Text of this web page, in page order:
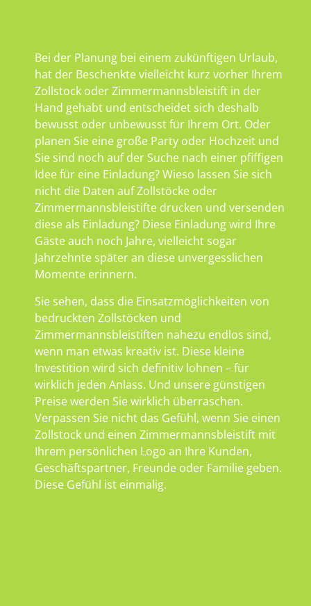
Bei der Planung bei einem zukünftigen Urlaub,
hat der Beschenkte vielleicht kurz vorher Ihrem
Zollstock oder Zimmermannsbleistift in der
Hand gehabt und entscheidet sich deshalb
bewusst oder unbewusst für Ihrem Ort. Oder
planen Sie eine große Party oder Hochzeit und
Sie sind noch auf der Suche nach einer pfiffigen
Idee für eine Einladung? Wieso lassen Sie sich
nicht die Daten auf Zollstöcke oder
Zimmermannsbleistifte drucken und versenden
diese als Einladung? Diese Einladung wird Ihre
Gäste auch noch Jahre, vielleicht sogar
Jahrzehnte später an diese unvergesslichen
Momente erinnern.
Sie sehen, dass die Einsatzmöglichkeiten von
bedruckten Zollstöcken und
Zimmermannsbleistiften nahezu endlos sind,
wenn man etwas kreativ ist. Diese kleine
Investition wird sich definitiv lohnen – für
wirklich jeden Anlass. Und unsere günstigen
Preise werden Sie wirklich überraschen.
Verpassen Sie nicht das Gefühl, wenn Sie einen
Zollstock und einen Zimmermannsbleistift mit
Ihrem persönlichen Logo an Ihre Kunden,
Geschäftspartner, Freunde oder Familie geben.
Diese Gefühl ist einmalig.